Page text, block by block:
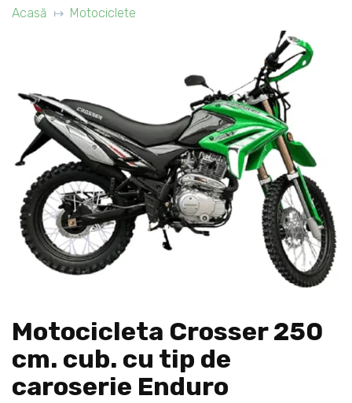
Acasă Motociclete
Motocicleta Crosser 250
cm. cub. cu tip de
caroserie Enduro